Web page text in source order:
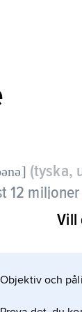
(tyska,
12
som
bedriva
Vill
Objektiv och